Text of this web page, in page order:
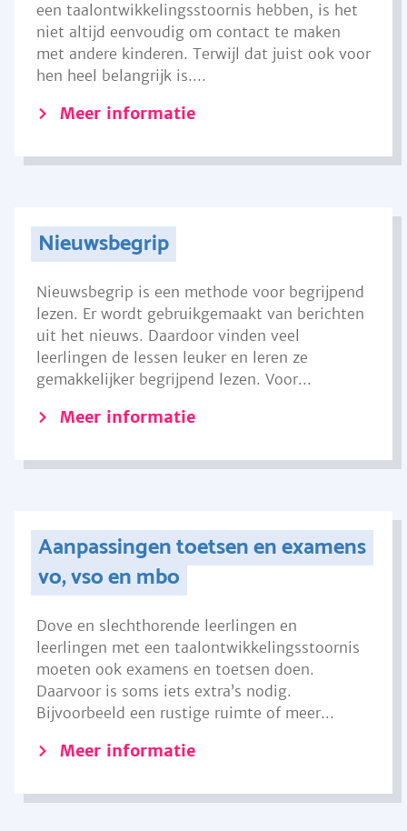
een taalontwikkelingsstoornis hebben, is het
niet altijd eenvoudig om contact te maken
met andere kinderen. Terwijl dat juist ook voor
hen heel belangrijk is....
Meer informatie
Nieuwsbegrip
Nieuwsbegrip is een methode voor begrijpend
lezen. Er wordt gebruikgemaakt van berichten
uit het nieuws. Daardoor vinden veel
leerlingen de lessen leuker en leren ze
gemakkelijker begrijpend lezen. Voor...
Meer informatie
Aanpassingen toetsen en examens
vo, vso en mbo
Dove en slechthorende leerlingen en
leerlingen met een taalontwikkelingsstoornis
moeten ook examens en toetsen doen.
Daarvoor is soms iets extra’s nodig.
Bijvoorbeeld een rustige ruimte of meer...
Meer informatie